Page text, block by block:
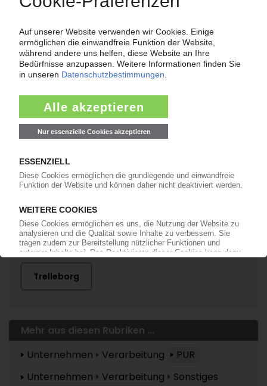
Ihr KI Zugang
jährlich kündbar
ab99€/Monat
Jetzt kostenlos testen
Bereits KI-Abonnent? Jetzt
Mehr zu ...
Trelleborg
Mehr aus diesen Rubriken ...
Unternehmen
Verarbeitung
PUR
Unternehmen
Verarbeitung Sonstiges